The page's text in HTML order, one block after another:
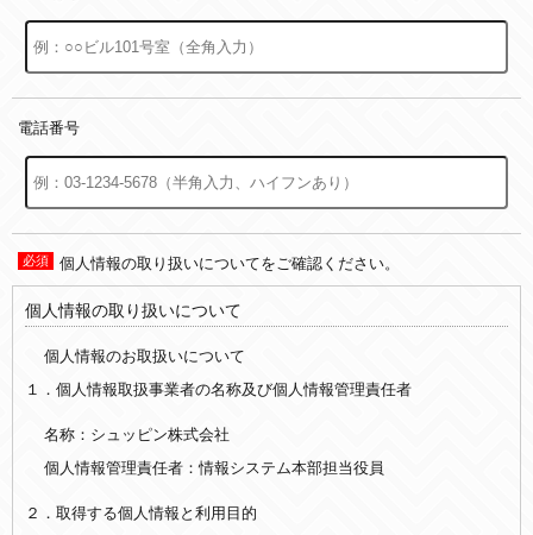
電話番号
個人情報の取り扱いについてをご確認ください。
個人情報の取り扱いについて
個人情報のお取扱いについて
１．個人情報取扱事業者の名称及び個人情報管理責任者
名称：シュッピン株式会社
個人情報管理責任者：情報システム本部担当役員
２．取得する個人情報と利用目的